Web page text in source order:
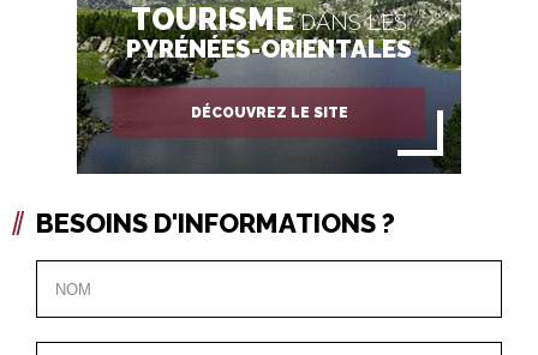
TOURISMEDANS LES
PYRÉNÉES-ORIENTALES
DÉCOUVREZ LE SITE
BESOINS D'INFORMATIONS ?